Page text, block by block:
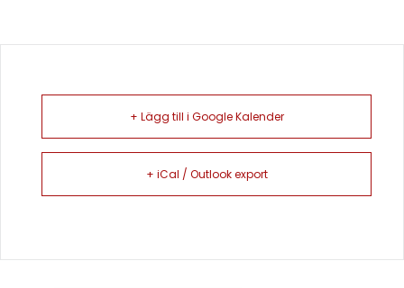
+ Lägg till i Google Kalender
+ iCal / Outlook export